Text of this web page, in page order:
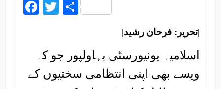
Facebook
Twitter
Share
|تحریر: فرحان رشید|
اسلامیہ یونیورسٹی بہاولپور جو کہ
ویسے بھی اپنی انتظامی سختیوں کے